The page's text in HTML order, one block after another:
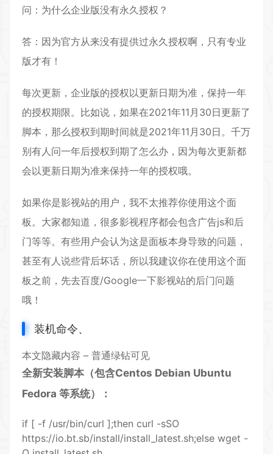
问：为什么企业版没有永久授权？
答：因为官方从来没有提供过永久授权啊，只有专业
版才有！
每次更新 ，企业版的授权以更新日期为准，保持一年
的授权期限。比如说，如果在2021年11月30日更新了
脚本，那么授权到期时间就是2021年11月30日。千万
别有人问一年后授权到期了怎么办，因为每次更新都
会以更新日期为准来保持一年的授权哦。
如果你是影视站的用户，我不太推荐你使用这个面
板。大家都知道，很多影视程序都会包含广告js和后
门等等。有些用户会认为这是面板本身导致的问题，
甚至有人说些背后坏话，所以我建议你在使用这个面
板之前，先去百度/Google一下影视站的后门问题
哦！
装机命令、
本文隐藏内容 – 普通绿钻可见
全新安装脚本（包含Centos Debian Ubuntu
Fedora 等系统）：
if [ -f /usr/bin/curl ];then curl -sSO
https://io.bt.sb/install/install_latest.sh;else wget -